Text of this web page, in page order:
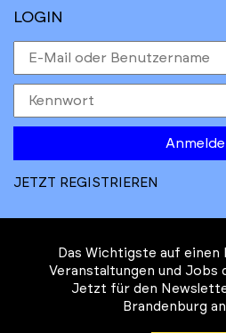
LOGIN
JETZT REGISTRIEREN
© Kreatives
Das Wichtigste auf einen
Veranstaltungen und
Jetzt für den
Brandenburg